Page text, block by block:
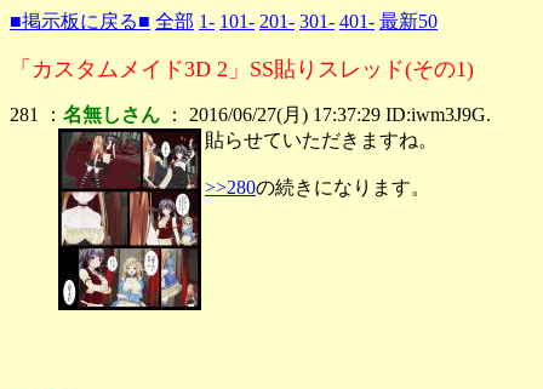
■掲示板に戻る■ 全部 1- 101- 201- 301- 401- 最新50
「カスタムメイド3D 2」SS貼りスレッド(その1)
281 ： 名無しさん ： 2016/06/27(月) 17:37:29 ID:iwm3J9G.
貼らせていただきますね。
>>280の続きになります。